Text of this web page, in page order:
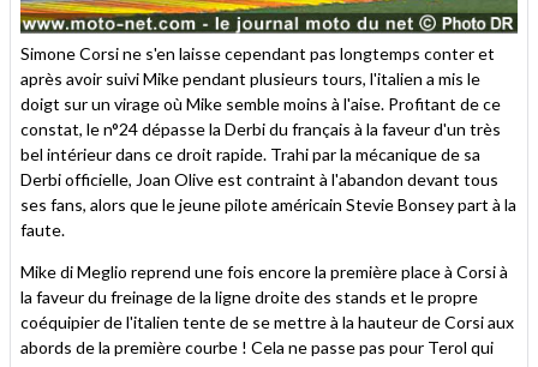
Simone Corsi ne s'en laisse cependant pas longtemps conter et
après avoir suivi Mike pendant plusieurs tours, l'italien a mis le
doigt sur un virage où Mike semble moins à l'aise. Profitant de ce
constat, le n°24 dépasse la Derbi du français à la faveur d'un très
bel intérieur dans ce droit rapide. Trahi par la mécanique de sa
Derbi officielle, Joan Olive est contraint à l'abandon devant tous
ses fans, alors que le jeune pilote américain Stevie Bonsey part à la
faute.
Mike di Meglio reprend une fois encore la première place à Corsi à
la faveur du freinage de la ligne droite des stands et le propre
coéquipier de l'italien tente de se mettre à la hauteur de Corsi aux
abords de la première courbe ! Cela ne passe pas pour Terol qui